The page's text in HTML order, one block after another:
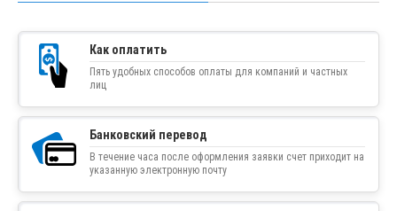
Как оплатить
Пять удобных способов оплаты для компаний и частных
лиц
Банковский перевод
В течение часа после оформления заявки счет приходит на
указанную электронную почту